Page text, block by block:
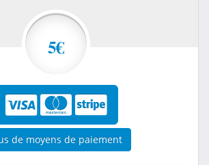
5€
de moyens de paiement